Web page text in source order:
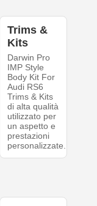
Trims &
Kits
Darwin Pro
IMP Style
Body Kit For
Audi RS6
Trims & Kits
di alta qualità
utilizzato per
un aspetto e
prestazioni
personalizzate.